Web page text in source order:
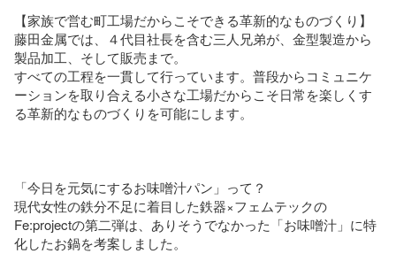
【家族で営む町工場だからこそできる革新的なものづくり】
藤田金属では、４代目社長を含む三人兄弟が、金型製造から
製品加工、そして販売まで。
すべての工程を一貫して行っています。普段からコミュニケ
ーションを取り合える小さな工場だからこそ日常を楽しくす
る革新的なものづくりを可能にします。
「今日を元気にするお味噌汁パン」って？
現代女性の鉄分不足に着目した鉄器×フェムテックの
Fe:projectの第二弾は、ありそうでなかった「お味噌汁」に特
化したお鍋を考案しました。